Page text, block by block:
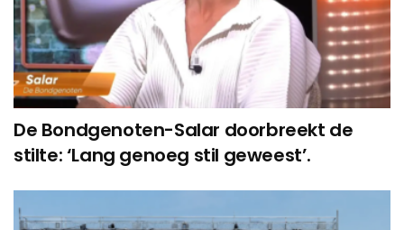
De Bondgenoten-Salar doorbreekt de
stilte: ‘Lang genoeg stil geweest’.